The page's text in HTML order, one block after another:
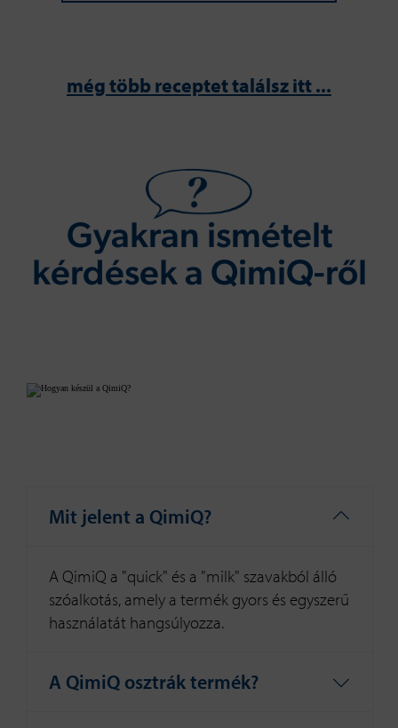
még több receptet találsz itt ...
Gyakran ismételt
kérdések a QimiQ-ről
Mit jelent a QimiQ?
A QimiQ a "quick" és a "milk" szavakból álló
szóalkotás, amely a termék gyors és egyszerű
használatát hangsúlyozza.
A QimiQ osztrák termék?